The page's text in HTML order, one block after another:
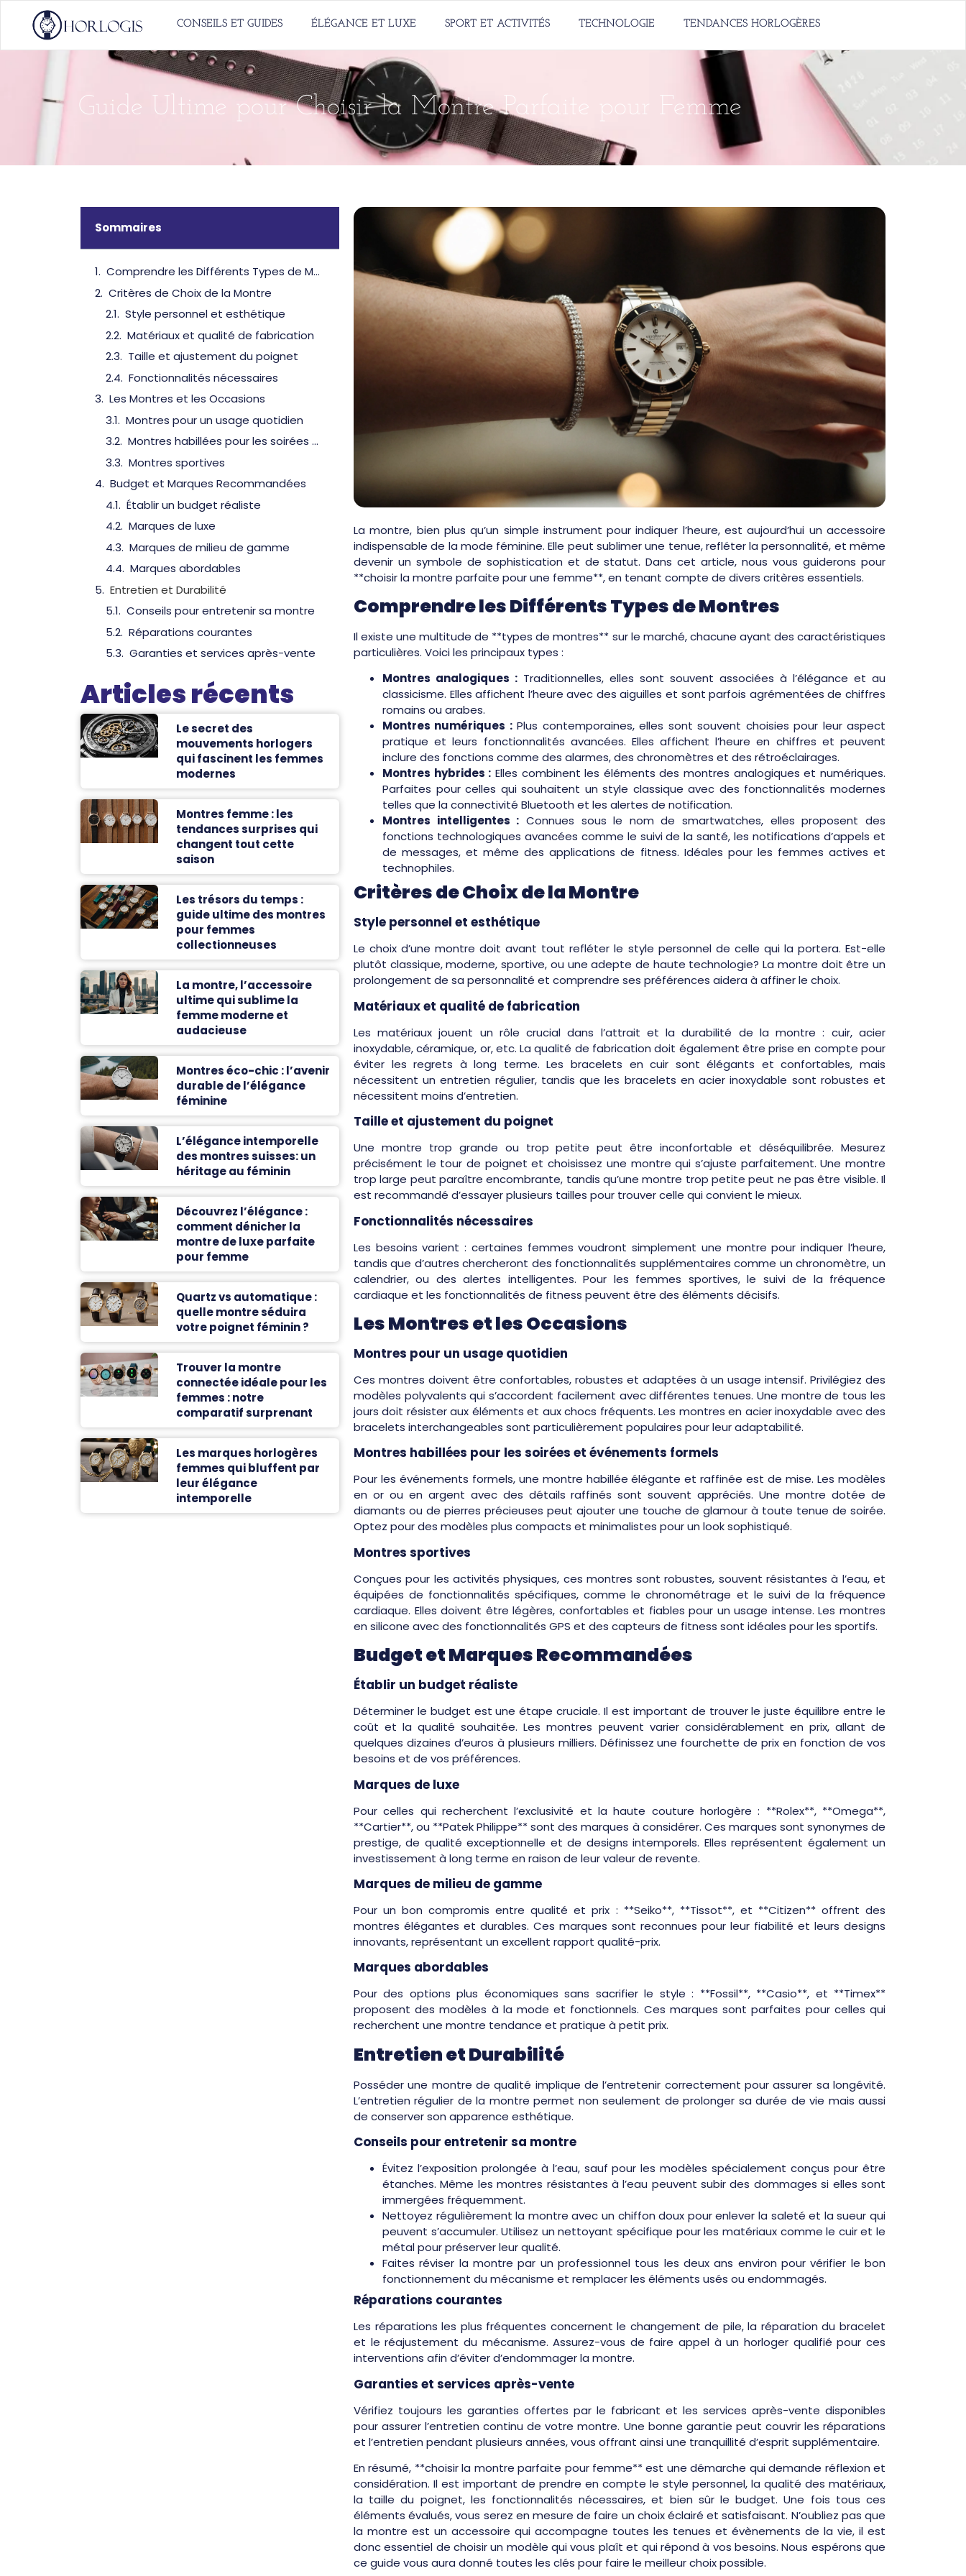
CONSEILS ET GUIDES ÉLÉGANCE ET LUXE SPORT ET ACTIVITÉS TECHNOLOGIE TENDANCES HORLOGÈRES
Guide Ultime pour Choisir la Montre Parfaite pour Femme
Sommaires
Comprendre les Différents Types de Montres
Critères de Choix de la Montre
Style personnel et esthétique
Matériaux et qualité de fabrication
Taille et ajustement du poignet
Fonctionnalités nécessaires
Les Montres et les Occasions
Montres pour un usage quotidien
Montres habillées pour les soirées et événements formels
Montres sportives
Budget et Marques Recommandées
Établir un budget réaliste
Marques de luxe
Marques de milieu de gamme
Marques abordables
Entretien et Durabilité
Conseils pour entretenir sa montre
Réparations courantes
Garanties et services après-vente
Articles récents
Le secret des
mouvements horlogers
qui fascinent les femmes
modernes
Montres femme : les
tendances surprises qui
changent tout cette
saison
Les trésors du temps :
guide ultime des montres
pour femmes
collectionneuses
La montre, l’accessoire
ultime qui sublime la
femme moderne et
audacieuse
Montres éco-chic : l’avenir
durable de l’élégance
féminine
L’élégance intemporelle
des montres suisses: un
héritage au féminin
Découvrez l’élégance :
comment dénicher la
montre de luxe parfaite
pour femme
Quartz vs automatique :
quelle montre séduira
votre poignet féminin ?
Trouver la montre
connectée idéale pour les
femmes : notre
comparatif surprenant
Les marques horlogères
femmes qui bluffent par
leur élégance
intemporelle
La montre, bien plus qu’un simple instrument pour indiquer l’heure, est aujourd’hui un accessoire
indispensable de la mode féminine. Elle peut sublimer une tenue, refléter la personnalité, et même
devenir un symbole de sophistication et de statut. Dans cet article, nous vous guiderons pour
**choisir la montre parfaite pour une femme**, en tenant compte de divers critères essentiels.
Comprendre les Différents Types de Montres
Il existe une multitude de **types de montres** sur le marché, chacune ayant des caractéristiques
particulières. Voici les principaux types :
Montres analogiques :Traditionnelles, elles sont souvent associées à l’élégance et au
classicisme. Elles affichent l’heure avec des aiguilles et sont parfois agrémentées de chiffres
romains ou arabes.
Montres numériques :Plus contemporaines, elles sont souvent choisies pour leur aspect
pratique et leurs fonctionnalités avancées. Elles affichent l’heure en chiffres et peuvent
inclure des fonctions comme des alarmes, des chronomètres et des rétroéclairages.
Montres hybrides : Elles combinent les éléments des montres analogiques et numériques.
Parfaites pour celles qui souhaitent un style classique avec des fonctionnalités modernes
telles que la connectivité Bluetooth et les alertes de notification.
Montres intelligentes : Connues sous le nom de smartwatches, elles proposent des
fonctions technologiques avancées comme le suivi de la santé, les notifications d’appels et
de messages, et même des applications de fitness. Idéales pour les femmes actives et
technophiles.
Critères de Choix de la Montre
Style personnel et esthétique
Le choix d’une montre doit avant tout refléter le style personnel de celle qui la portera. Est-elle
plutôt classique, moderne, sportive, ou une adepte de haute technologie? La montre doit être un
prolongement de sa personnalité et comprendre ses préférences aidera à affiner le choix.
Matériaux et qualité de fabrication
Les matériaux jouent un rôle crucial dans l’attrait et la durabilité de la montre : cuir, acier
inoxydable, céramique, or, etc. La qualité de fabrication doit également être prise en compte pour
éviter les regrets à long terme. Les bracelets en cuir sont élégants et confortables, mais
nécessitent un entretien régulier, tandis que les bracelets en acier inoxydable sont robustes et
nécessitent moins d’entretien.
Taille et ajustement du poignet
Une montre trop grande ou trop petite peut être inconfortable et déséquilibrée. Mesurez
précisément le tour de poignet et choisissez une montre qui s’ajuste parfaitement. Une montre
trop large peut paraître encombrante, tandis qu’une montre trop petite peut ne pas être visible. Il
est recommandé d’essayer plusieurs tailles pour trouver celle qui convient le mieux.
Fonctionnalités nécessaires
Les besoins varient : certaines femmes voudront simplement une montre pour indiquer l’heure,
tandis que d’autres chercheront des fonctionnalités supplémentaires comme un chronomètre, un
calendrier, ou des alertes intelligentes. Pour les femmes sportives, le suivi de la fréquence
cardiaque et les fonctionnalités de fitness peuvent être des éléments décisifs.
Les Montres et les Occasions
Montres pour un usage quotidien
Ces montres doivent être confortables, robustes et adaptées à un usage intensif. Privilégiez des
modèles polyvalents qui s’accordent facilement avec différentes tenues. Une montre de tous les
jours doit résister aux éléments et aux chocs fréquents. Les montres en acier inoxydable avec des
bracelets interchangeables sont particulièrement populaires pour leur adaptabilité.
Montres habillées pour les soirées et événements formels
Pour les événements formels, une montre habillée élégante et raffinée est de mise. Les modèles
en or ou en argent avec des détails raffinés sont souvent appréciés. Une montre dotée de
diamants ou de pierres précieuses peut ajouter une touche de glamour à toute tenue de soirée.
Optez pour des modèles plus compacts et minimalistes pour un look sophistiqué.
Montres sportives
Conçues pour les activités physiques, ces montres sont robustes, souvent résistantes à l’eau, et
équipées de fonctionnalités spécifiques, comme le chronométrage et le suivi de la fréquence
cardiaque. Elles doivent être légères, confortables et fiables pour un usage intense. Les montres
en silicone avec des fonctionnalités GPS et des capteurs de fitness sont idéales pour les sportifs.
Budget et Marques Recommandées
Établir un budget réaliste
Déterminer le budget est une étape cruciale. Il est important de trouver le juste équilibre entre le
coût et la qualité souhaitée. Les montres peuvent varier considérablement en prix, allant de
quelques dizaines d’euros à plusieurs milliers. Définissez une fourchette de prix en fonction de vos
besoins et de vos préférences.
Marques de luxe
Pour celles qui recherchent l’exclusivité et la haute couture horlogère : **Rolex**, **Omega**,
**Cartier**, ou **Patek Philippe** sont des marques à considérer. Ces marques sont synonymes de
prestige, de qualité exceptionnelle et de designs intemporels. Elles représentent également un
investissement à long terme en raison de leur valeur de revente.
Marques de milieu de gamme
Pour un bon compromis entre qualité et prix : **Seiko**, **Tissot**, et **Citizen** offrent des
montres élégantes et durables. Ces marques sont reconnues pour leur fiabilité et leurs designs
innovants, représentant un excellent rapport qualité-prix.
Marques abordables
Pour des options plus économiques sans sacrifier le style : **Fossil**, **Casio**, et **Timex**
proposent des modèles à la mode et fonctionnels. Ces marques sont parfaites pour celles qui
recherchent une montre tendance et pratique à petit prix.
Entretien et Durabilité
Posséder une montre de qualité implique de l’entretenir correctement pour assurer sa longévité.
L’entretien régulier de la montre permet non seulement de prolonger sa durée de vie mais aussi
de conserver son apparence esthétique.
Conseils pour entretenir sa montre
Évitez l’exposition prolongée à l’eau, sauf pour les modèles spécialement conçus pour être
étanches. Même les montres résistantes à l’eau peuvent subir des dommages si elles sont
immergées fréquemment.
Nettoyez régulièrement la montre avec un chiffon doux pour enlever la saleté et la sueur qui
peuvent s’accumuler. Utilisez un nettoyant spécifique pour les matériaux comme le cuir et le
métal pour préserver leur qualité.
Faites réviser la montre par un professionnel tous les deux ans environ pour vérifier le bon
fonctionnement du mécanisme et remplacer les éléments usés ou endommagés.
Réparations courantes
Les réparations les plus fréquentes concernent le changement de pile, la réparation du bracelet
et le réajustement du mécanisme. Assurez-vous de faire appel à un horloger qualifié pour ces
interventions afin d’éviter d’endommager la montre.
Garanties et services après-vente
Vérifiez toujours les garanties offertes par le fabricant et les services après-vente disponibles
pour assurer l’entretien continu de votre montre. Une bonne garantie peut couvrir les réparations
et l’entretien pendant plusieurs années, vous offrant ainsi une tranquillité d’esprit supplémentaire.
En résumé, **choisir la montre parfaite pour femme** est une démarche qui demande réflexion et
considération. Il est important de prendre en compte le style personnel, la qualité des matériaux,
la taille du poignet, les fonctionnalités nécessaires, et bien sûr le budget. Une fois tous ces
éléments évalués, vous serez en mesure de faire un choix éclairé et satisfaisant. N’oubliez pas que
la montre est un accessoire qui accompagne toutes les tenues et évènements de la vie, il est
donc essentiel de choisir un modèle qui vous plaît et qui répond à vos besoins. Nous espérons que
ce guide vous aura donné toutes les clés pour faire le meilleur choix possible.